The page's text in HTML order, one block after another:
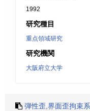
1992
研究種目
重点領域研究
研究機関
大阪府立大学
弾性歪,界面歪拘束